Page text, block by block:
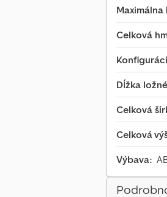
Celková
Dĺžka
Celková
Celková
Výbava: